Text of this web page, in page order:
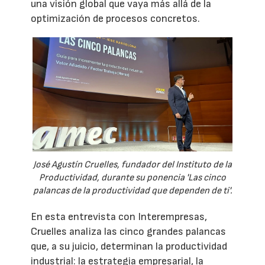
una visión global que vaya más allá de la
optimización de procesos concretos.
José Agustín Cruelles, fundador del Instituto de la
Productividad, durante su ponencia 'Las cinco
palancas de la productividad que dependen de ti'.
En esta entrevista con Interempresas,
Cruelles analiza las cinco grandes palancas
que, a su juicio, determinan la productividad
industrial: la estrategia empresarial, la